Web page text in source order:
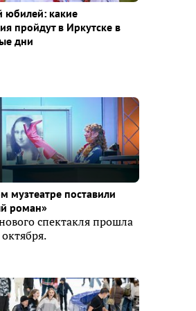
юбилей: какие
пройдут в Иркутске в
дни
музтеатре поставили
роман»
спектакля прошла